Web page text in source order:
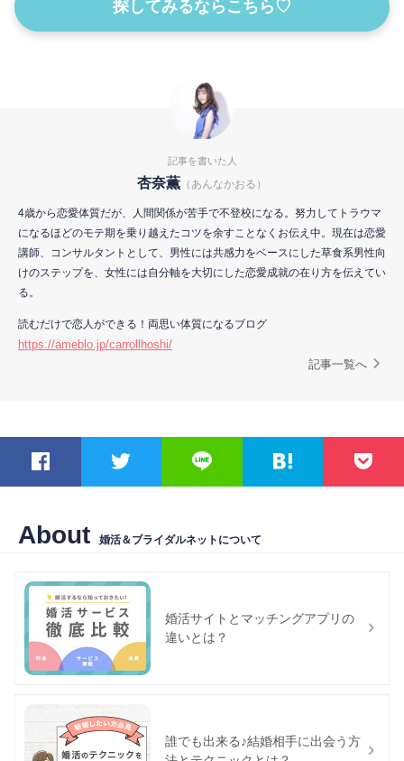
探してみるならこちら♡
記事を書いた人
杏奈薫 （あんなかおる）
4歳から恋愛体質だが、人間関係が苦手で不登校になる。努力してトラウマ
になるほどのモテ期を乗り越えたコツを余すことなくお伝え中。現在は恋愛
講師、コンサルタントとして、男性には共感力をベースにした草食系男性向
けのステップを、女性には自分軸を大切にした恋愛成就の在り方を伝えてい
る。
読むだけで恋人ができる！両思い体質になるブログ
https://ameblo.jp/carrollhoshi/
記事一覧へ
About 婚活＆ブライダルネットについて
婚活サイトとマッチングアプリの
違いとは？
誰でも出来る♪結婚相手に出会う方